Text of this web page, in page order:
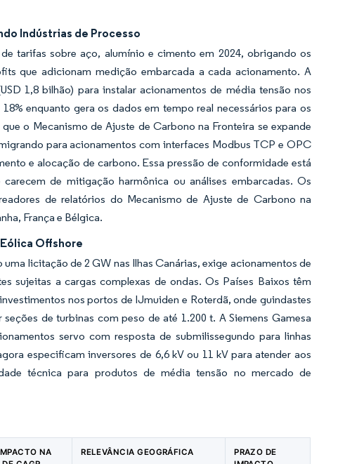
Indústrias de Processo
tarifas sobre aço, alumínio e cimento em 2024, obrigando os
que adicionam medição embarcada a cada acionamento. A
1,8 bilhão) para instalar acionamentos de média tensão nos
enquanto gera os dados em tempo real necessários para os
o Mecanismo de Ajuste de Carbono na Fronteira se expande
para acionamentos com interfaces Modbus TCP e OPC
e alocação de carbono. Essa pressão de conformidade está
de mitigação harmônica ou análises embarcadas. Os
de relatórios do Mecanismo de Ajuste de Carbono na
França e Bélgica.
Offshore
licitação de 2 GW nas Ilhas Canárias, exige acionamentos de
sujeitas a cargas complexas de ondas. Os Países Baixos têm
nos portos de IJmuiden e Roterdã, onde guindastes
de turbinas com peso de até 1.200 t. A Siemens Gamesa
servo com resposta de submilissegundo para linhas
especificam inversores de 6,6 kV ou 11 kV para atender aos
técnica para produtos de média tensão no mercado de
NA
RELEVÂNCIA GEOGRÁFICA
PRAZO DE